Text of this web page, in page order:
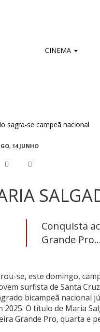
CINEMA
14 JUNHO
Conquista
Grande
se, este domingo,
surfista de Santa
bicampeã nacional
O título de Maria
Grande Pro, quarta e